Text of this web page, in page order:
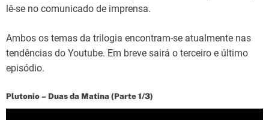
lê-se no comunicado de imprensa.
Ambos os temas da trilogia encontram-se atualmente nas
tendências do Youtube. Em breve sairá o terceiro e último
episódio.
Plutonio – Duas da Matina (Parte 1/3)